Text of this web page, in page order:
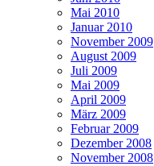
Mai 2010
Januar 2010
November 2009
August 2009
Juli 2009
Mai 2009
April 2009
März 2009
Februar 2009
Dezember 2008
November 2008